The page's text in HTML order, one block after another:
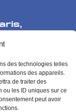
des technologies telles
des appareils.
de traiter des
ou les ID uniques sur ce
peut avoir
,